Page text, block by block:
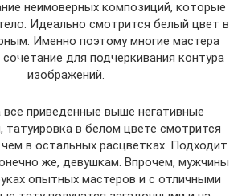
неимоверных композиций, которые
Идеально смотрится белый цвет в
Именно поэтому многие мастера
для подчеркивания контура
изображений.
приведенные выше негативные
татуировка в белом цвете смотрится
в остальных расцветках. Подходит
же, девушкам. Впрочем, мужчины
опытных мастеров и с отличными